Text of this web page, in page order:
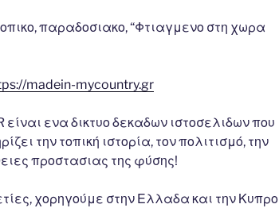
παραδοσιακο, “Φτιαγμενο στη χωρα
madein-mycountry.gr
ενα δικτυο δεκαδων ιστοσελιδων που
την τοπική ιστορία, τον πολιτισμό, την
προστασιας της φύσης!
χορηγούμε στην Ελλαδα και την Κυπρο